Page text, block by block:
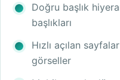
Doğru başlık
başlıkları
Hızlı açılan
görseller